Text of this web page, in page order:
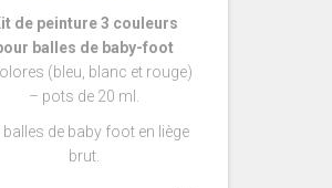
de peinture 3 couleurs
balles de baby-foot
(bleu, blanc et rouge)
– pots de 20 ml.
balles de baby foot en liège
brut.